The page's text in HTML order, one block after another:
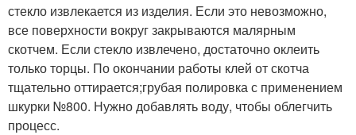
стекло извлекается из изделия. Если это невозможно,
все поверхности вокруг закрываются малярным
скотчем. Если стекло извлечено, достаточно оклеить
только торцы. По окончании работы клей от скотча
тщательно оттирается;грубая полировка с применением
шкурки №800. Нужно добавлять воду, чтобы облегчить
процесс.